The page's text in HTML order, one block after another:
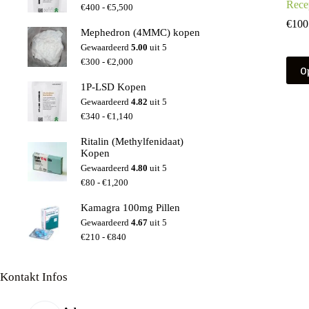
€100
Dit
heeft
€400 - €5,500
tot
€5,500
Mephedron (4MMC) kopen
Gewaardeerd5.00 uit 5
€300 - €2,000
€2,000
1P-LSD Kopen
Gewaardeerd4.82 uit 5
€340 - €1,140
tot
€1,140
Ritalin (Methylfenidaat)
Kopen
Gewaardeerd4.80 uit 5
€80 - €1,200
tot
€1,200
Kamagra 100mg Pillen
Gewaardeerd4.67 uit 5
€210 - €840
Kontakt Infos